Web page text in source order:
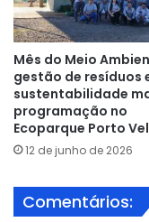
Mês do Meio
gestão de resíduos
sustentabilidade
programação no
Ecoparque Porto
12 de junho de 2026
Comentários: